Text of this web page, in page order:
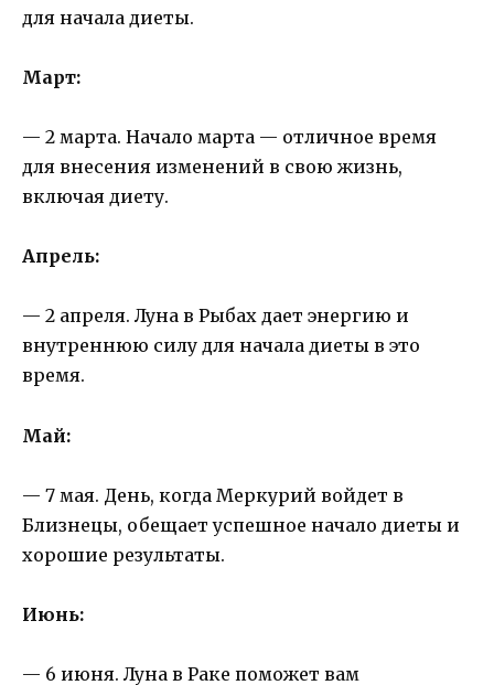
для начала диеты.
Март:
— 2 марта. Начало марта — отличное время
для внесения изменений в свою жизнь,
включая диету.
Апрель:
— 2 апреля. Луна в Рыбах дает энергию и
внутреннюю силу для начала диеты в это
время.
Май:
— 7 мая. День, когда Меркурий войдет в
Близнецы, обещает успешное начало диеты и
хорошие результаты.
Июнь:
— 6 июня. Луна в Раке поможет вам